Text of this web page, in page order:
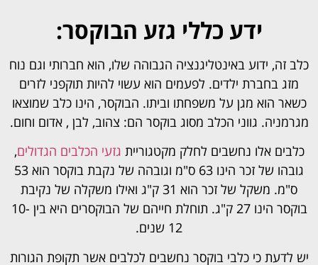
ידע כללי גזע הבוקסר:
כלב זה, ידוע באינטליגנציה הגבוהה שלו, הוא חברותי וגם נוח
מזג בחברת ילדים. לפעמים הוא עשוי להיות תוקפני לזרים
כשאר הוא מגן על משפחתו וביתו. הבוקסר, הינו כלב שמוצאו
מגרמניה. גווני הכלב מסוג בוקסר הם: צהוב, לבן , אדום וחום.
כלבים אלו נחשבים לחלק מקטגוריית גזעי הכלבים הגדולים,
גובהו של זכר הינו 63 ס"מ וגובהה של נקבת בוקסר הוא 53
ס"מ. משקל של זכר הוא 31 ק"ג ואילו משקלה של נקיבת
בוקסר הינו 27 ק"ג. תוחלת חייהם של הבוקסרים היא בין 10-
12 שנים.
יש לדעת כי כלבי בוקסר נחשבים לכלבים אשר תקופת הגורות